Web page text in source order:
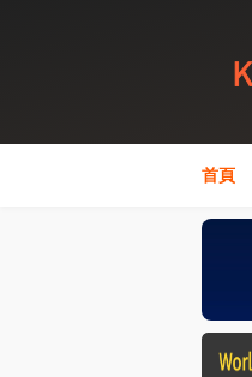
首頁